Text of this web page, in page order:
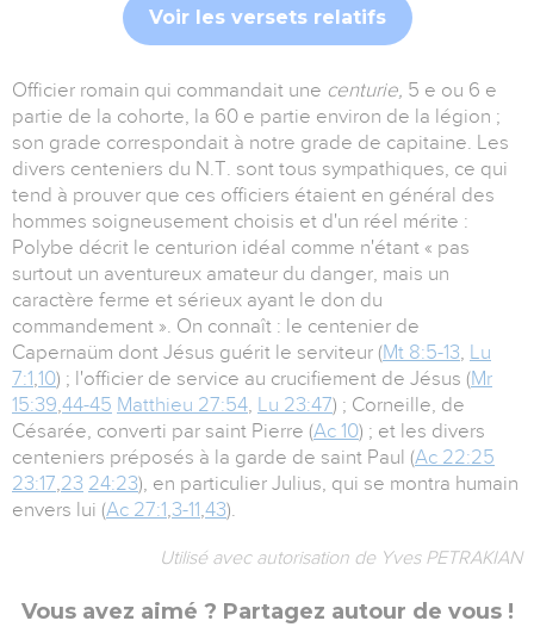
Voir les versets relatifs
Officier romain qui commandait une centurie, 5 e ou 6 e
partie de la cohorte, la 60 e partie environ de la légion ;
son grade correspondait à notre grade de capitaine. Les
divers centeniers du N.T. sont tous sympathiques, ce qui
tend à prouver que ces officiers étaient en général des
hommes soigneusement choisis et d'un réel mérite :
Polybe décrit le centurion idéal comme n'étant « pas
surtout un aventureux amateur du danger, mais un
caractère ferme et sérieux ayant le don du
commandement ». On connaît : le centenier de
Capernaüm dont Jésus guérit le serviteur (Mt 8:5-13, Lu
7:1,10) ; l'officier de service au crucifiement de Jésus (Mr
15:39,44-45 Matthieu 27:54, Lu 23:47) ; Corneille, de
Césarée, converti par saint Pierre (Ac 10) ; et les divers
centeniers préposés à la garde de saint Paul (Ac 22:25
23:17,23 24:23), en particulier Julius, qui se montra humain
envers lui (Ac 27:1,3-11,43).
Utilisé avec autorisation de Yves PETRAKIAN
Vous avez aimé ? Partagez autour de vous !